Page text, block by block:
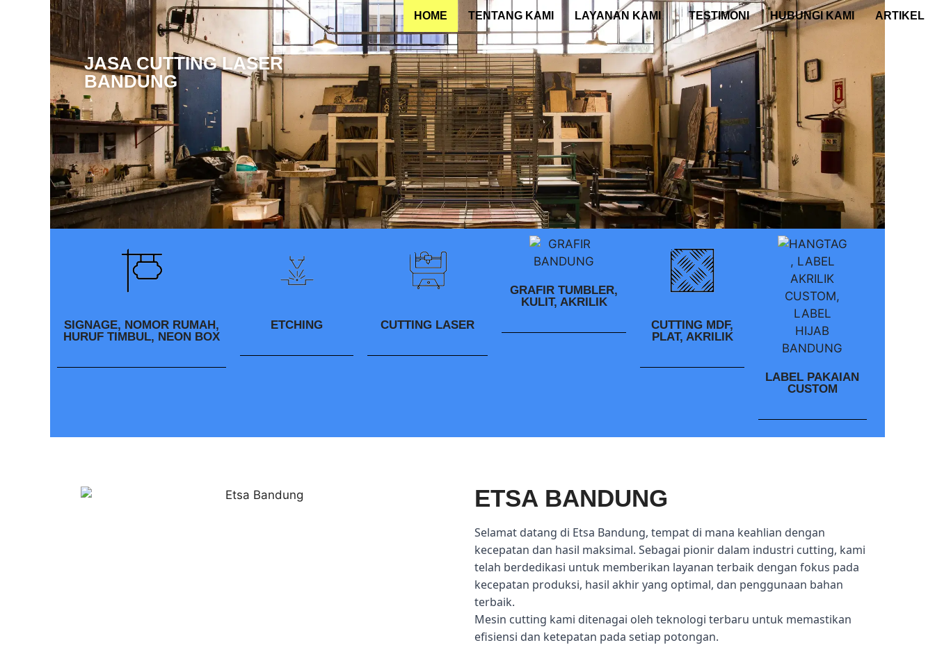
HOME TENTANG KAMI LAYANAN KAMI TESTIMONI HUBUNGI KAMI ARTIKEL
JASA CUTTING LASER
BANDUNG
SIGNAGE, NOMOR RUMAH,
HURUF TIMBUL, NEON BOX
ETCHING CUTTING LASER
GRAFIR TUMBLER,
KULIT, AKRILIK
CUTTING MDF,
PLAT, AKRILIK
LABEL PAKAIAN
CUSTOM
ETSA BANDUNG
Selamat datang di Etsa Bandung, tempat di mana keahlian dengan
kecepatan dan hasil maksimal. Sebagai pionir dalam industri cutting, kami
telah berdedikasi untuk memberikan layanan terbaik dengan fokus pada
kecepatan produksi, hasil akhir yang optimal, dan penggunaan bahan
terbaik.
Mesin cutting kami ditenagai oleh teknologi terbaru untuk memastikan
efisiensi dan ketepatan pada setiap potongan.